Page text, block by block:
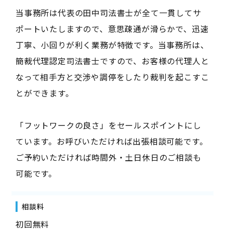
当事務所は代表の田中司法書士が全て一貫してサ
ポートいたしますので、意思疎通が滑らかで、迅速
丁寧、小回りが利く業務が特徴です。当事務所は、
簡裁代理認定司法書士ですので、お客様の代理人と
なって相手方と交渉や調停をしたり裁判を起こすこ
とができます。
「フットワークの良さ」をセールスポイントにし
ています。お呼びいただければ出張相談可能です。
ご予約いただければ時間外・土日休日のご相談も
可能です。
相談料
初回無料